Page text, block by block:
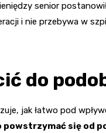
senior
i nie przebywa w
do
jak łatwo pod
się od